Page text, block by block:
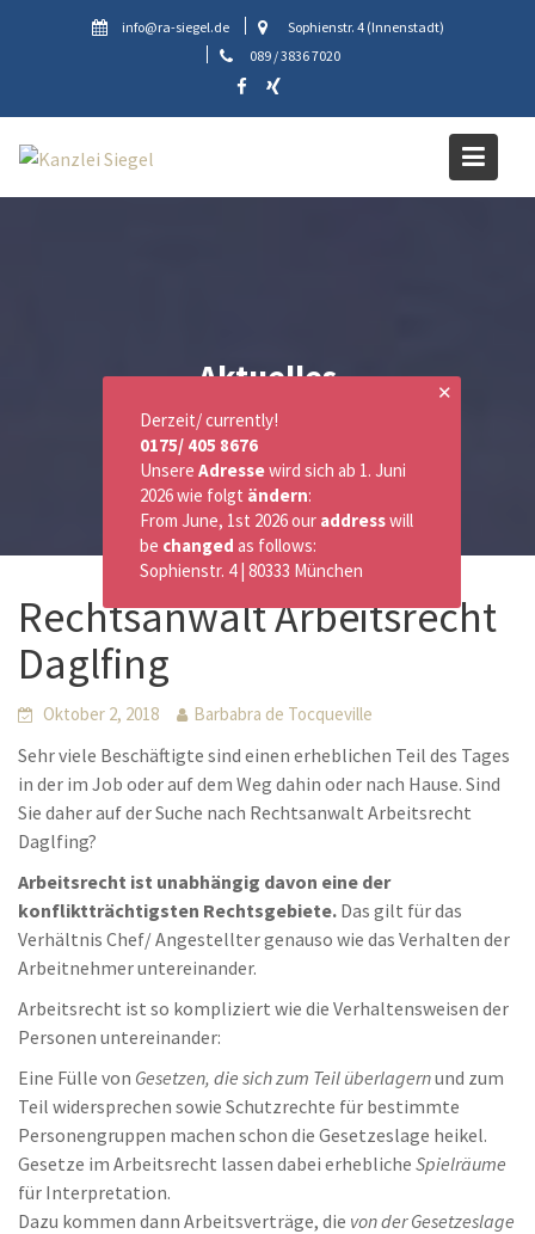
info@ra-siegel.de
Sophienstr. 4 (Innenstadt)
089 / 3836 7020
Aktuelles
Rechtsanwalt Arbeitsrecht
Daglfing
Oktober 2, 2018 Barbabra de Tocqueville
Sehr viele Beschäftigte sind einen erheblichen Teil des Tages
in der im Job oder auf dem Weg dahin oder nach Hause. Sind
Sie daher auf der Suche nach Rechtsanwalt Arbeitsrecht
Daglfing?
Arbeitsrecht ist unabhängig davon eine der
konfliktträchtigsten Rechtsgebiete. Das gilt für das
Verhältnis Chef/ Angestellter genauso wie das Verhalten der
Arbeitnehmer untereinander.
Arbeitsrecht ist so kompliziert wie die Verhaltensweisen der
Personen untereinander:
Eine Fülle von Gesetzen, die sich zum Teil überlagernund zum
Teil widersprechen sowie Schutzrechte für bestimmte
Personengruppen machen schon die Gesetzeslage heikel.
Gesetze im Arbeitsrecht lassen dabei erhebliche Spielräume
für Interpretation.
Dazu kommen dann Arbeitsverträge, die von der Gesetzeslage
✕
Derzeit/ currently!
0175/ 405 8676
Unsere Adressewird sich ab 1. Juni
2026 wie folgt ändern:
From June, 1st 2026 our addresswill
be changed as follows:
Sophienstr. 4 | 80333 München